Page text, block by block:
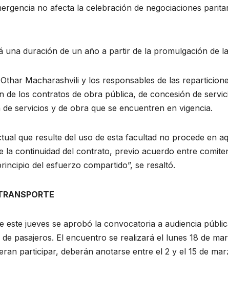
no afecta la celebración de negociaciones
una duración de un año a partir de la promulgación de
Macharashvili y los responsables de las
de los contratos de obra pública, de concesión de
servicios y de obra que se encuentren en vigencia.
que resulte del uso de esta facultad no procede en
la continuidad del contrato, previo acuerdo entre
del esfuerzo compartido”, se resaltó.
este jueves se aprobó la convocatoria a audiencia
pasajeros. El encuentro se realizará el lunes 18 de
participar, deberán anotarse entre el 2 y el 15 de